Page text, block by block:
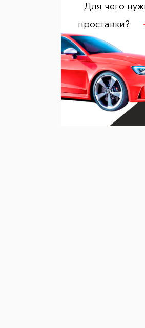
Для чего
проставки?